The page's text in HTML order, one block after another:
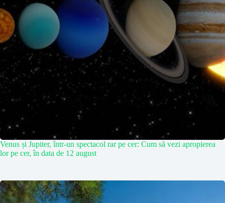
Venus și Jupiter, într-un spectacol rar pe cer: Cum să vezi apropierea
lor pe cer, în data de 12 august